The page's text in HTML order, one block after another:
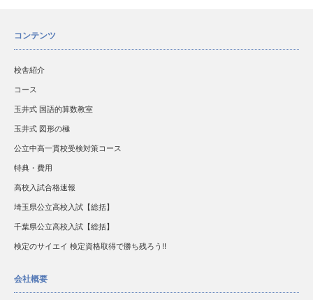
コンテンツ
校舎紹介
コース
玉井式 国語的算数教室
玉井式 図形の極
公立中高一貫校受検対策コース
特典・費用
高校入試合格速報
埼玉県公立高校入試【総括】
千葉県公立高校入試【総括】
検定のサイエイ 検定資格取得で勝ち残ろう!!
会社概要